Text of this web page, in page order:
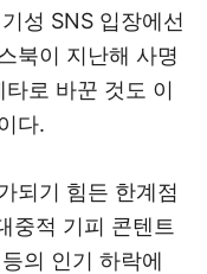
성 SNS 입장에선
북이 지난해 사명
로 바꾼 것도 이
다.
되기 힘든 한계점
중적 기피 콘텐트
의 인기 하락에